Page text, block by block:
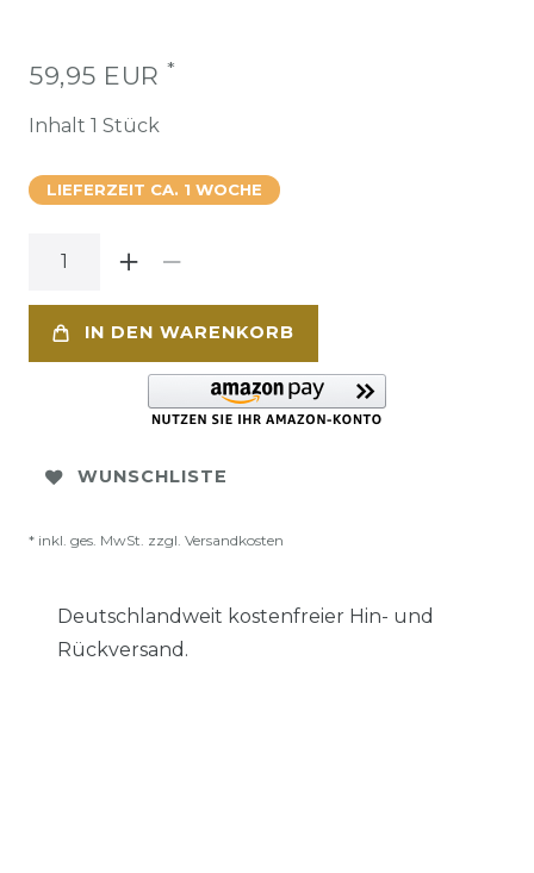
59,95 EUR *
Inhalt 1 Stück
LIEFERZEIT CA. 1 WOCHE
IN DEN WARENKORB
WUNSCHLISTE
* inkl. ges. MwSt. zzgl. Versandkosten
Deutschlandweit kostenfreier Hin- und
Rückversand.